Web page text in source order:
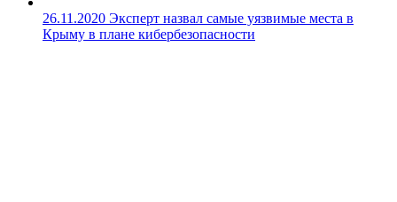
26.11.2020 Эксперт назвал самые уязвимые места в
Крыму в плане кибербезопасности